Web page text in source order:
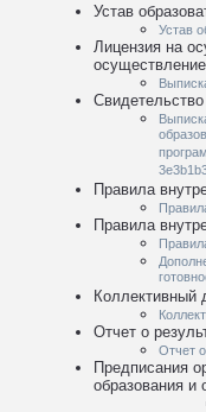
Устав
Устав
Лицензия на
Правила
Правила
Коллективный
Отчет о
Отчет
Предписания
образования и